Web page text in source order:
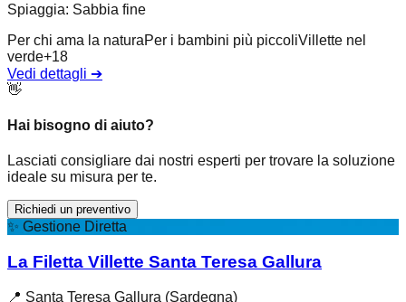
Spiaggia: Sabbia fine
Per chi ama la naturaPer i bambini più piccoliVillette nel
verde+18
Vedi dettagli ➔
👋
Hai bisogno di aiuto?
Lasciati consigliare dai nostri esperti per trovare la soluzione
ideale su misura per te.
Richiedi un preventivo
✨ Gestione Diretta
La Filetta Villette Santa Teresa Gallura
📍 Santa Teresa Gallura (Sardegna)